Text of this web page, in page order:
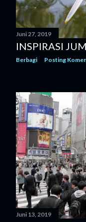
g
a
n
Juni 27, 2019
INSPIRASI
Berbagi Posting
Juni 13, 2019